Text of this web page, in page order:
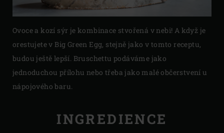
Ovoce a kozí sýr je kombinace stvořená v nebi! A když je
orestujete v Big Green Egg, stejně jako v tomto receptu,
budou ještě lepší. Bruschettu podáváme jako
jednoduchou přílohu nebo třeba jako malé občerstvení u
nápojového baru.
INGREDIENCE